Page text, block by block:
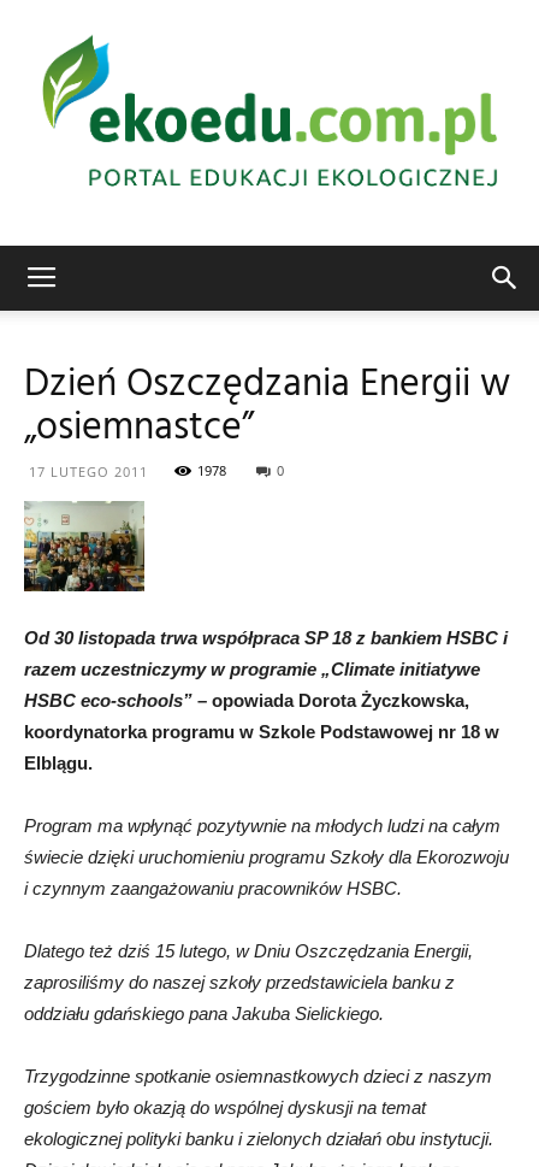
Dzień Oszczędzania Energii w
„osiemnastce”
17 LUTEGO 2011 1978 0
Od 30 listopada trwa współpraca SP 18 z bankiem HSBC i
razem uczestniczymy w programie „Climate initiatywe
HSBC eco-schools” – opowiada Dorota Życzkowska,
koordynatorka programu w Szkole Podstawowej nr 18 w
Elblągu.
Program ma wpłynąć pozytywnie na młodych ludzi na całym
świecie dzięki uruchomieniu programu Szkoły dla Ekorozwoju
i czynnym zaangażowaniu pracowników HSBC.
Dlatego też dziś 15 lutego, w Dniu Oszczędzania Energii,
zaprosiliśmy do naszej szkoły przedstawiciela banku z
oddziału gdańskiego pana Jakuba Sielickiego.
Trzygodzinne spotkanie osiemnastkowych dzieci z naszym
gościem było okazją do wspólnej dyskusji na temat
ekologicznej polityki banku i zielonych działań obu instytucji.